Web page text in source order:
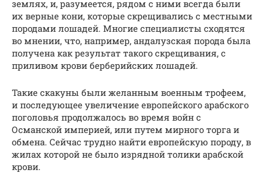
землях, и, разумеется, рядом с ними всегда были
их верные кони, которые скрещивались с местными
породами лошадей. Многие специалисты сходятся
во мнении, что, например, андалузская порода была
получена как результат такого скрещивания, с
приливом крови берберийских лошадей.
Такие скакуны были желанным военным трофеем,
и последующее увеличение европейского арабского
поголовья продолжалось во время войн с
Османской империей, или путем мирного торга и
обмена. Сейчас трудно найти европейскую породу, в
жилах которой не было изрядной толики арабской
крови.